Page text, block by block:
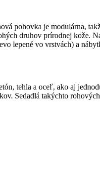
pohovka je modulárna,
druhov prírodnej kože.
lepené vo vrstvách) a
tehla a oceľ, ako aj
Sedadlá takýchto